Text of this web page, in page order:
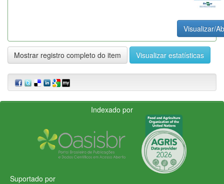
Visualizar/
Mostrar registro completo do item Visualizar estatísticas
Indexado por
Suportado por